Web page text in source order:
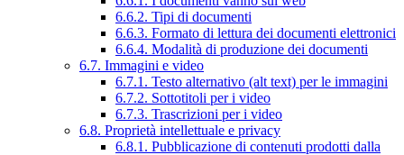
6.6.2. Tipi di documenti
6.6.3. Formato di lettura dei documenti elettronici
6.6.4. Modalità di produzione dei documenti
6.7. Immagini e video
6.7.1. Testo alternativo (alt text) per le immagini
6.7.2. Sottotitoli per i video
6.7.3. Trascrizioni per i video
6.8. Proprietà intellettuale e privacy
6.8.1. Pubblicazione di contenuti prodotti dalla